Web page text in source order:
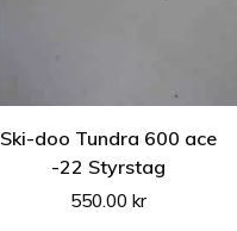
Ski-doo Tundra 600 ace
-22 Styrstag
550.00 kr